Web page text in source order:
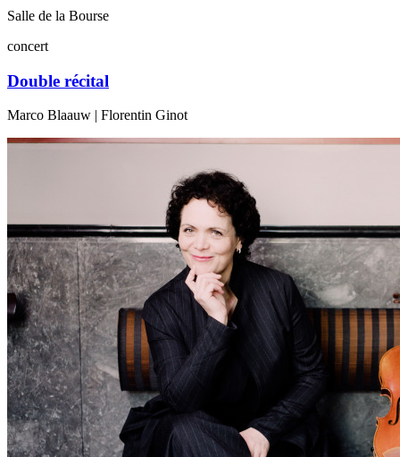
Salle de la Bourse
concert
Double récital
Marco Blaauw | Florentin Ginot